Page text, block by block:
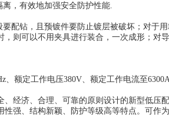
，有效地加强安全防护性能.
配钻，且预镀件要防止镀层被破坏；对于
则可以不用夹具进行装合，一次成形；对
额定工作电压380V、额定工作电流至
经济、合理、可靠的原则设计的新型低压
强、结构新颖、防护等级高等特点。可作